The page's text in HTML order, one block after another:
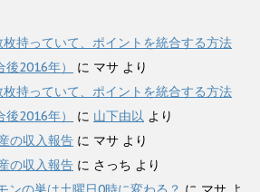
持っていて、ポイントを統合する方法
後2016年）
に マサ より
持っていて、ポイントを統合する方法
後2016年）
に 山下由以 より
の収入報告 に マサ より
の収入報告 に さっち より